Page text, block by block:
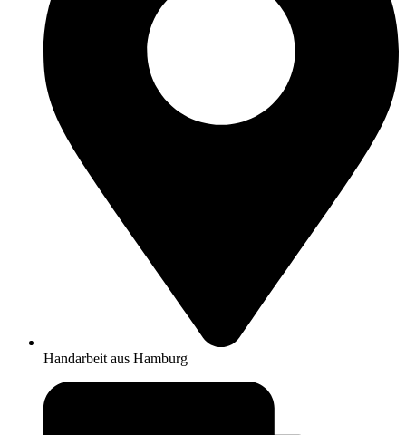
Handarbeit aus Hamburg